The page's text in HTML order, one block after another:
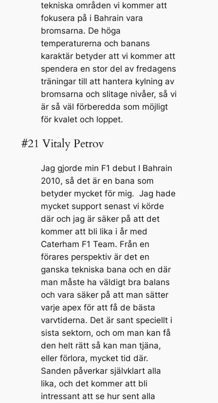
tekniska områden vi kommer att
fokusera på i Bahrain vara
bromsarna. De höga
temperaturerna och banans
karaktär betyder att vi kommer att
spendera en stor del av fredagens
träningar till att hantera kylning av
bromsarna och slitage nivåer, så vi
är så väl förberedda som möjligt
för kvalet och loppet.
#21 Vitaly Petrov
Jag gjorde min F1 debut I Bahrain
2010, så det är en bana som
betyder mycket för mig. Jag hade
mycket support senast vi körde
där och jag är säker på att det
kommer att bli lika i år med
Caterham F1 Team. Från en
förares perspektiv är det en
ganska tekniska bana och en där
man måste ha väldigt bra balans
och vara säker på att man sätter
varje apex för att få de bästa
varvtiderna. Det är sant speciellt i
sista sektorn, och om man kan få
den helt rätt så kan man tjäna,
eller förlora, mycket tid där.
Sanden påverkar självklart alla
lika, och det kommer att bli
intressant att se hur sent alla